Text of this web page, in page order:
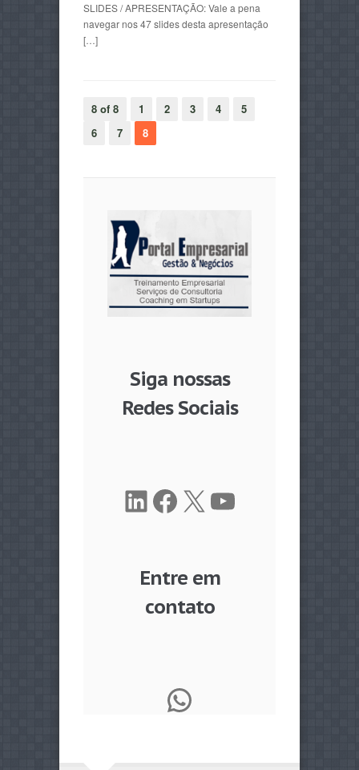
SLIDES / APRESENTAÇÃO: Vale a pena
navegar nos 47 slides desta apresentação
[…]
8 of 8 1 2 3 4
5
6
7 8
Siga nossas
Redes Sociais
LinkedIn
Facebook
X Youtube
Entre em
contato
WhatsApp